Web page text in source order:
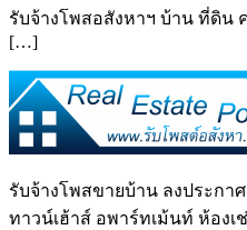
รับจ้างโพสอสังหาฯ บ้าน ที่ดิน
[…]
รับจ้างโพสขายบ้าน ลงประก
ทาวน์เฮ้าส์ อพาร์ทเม้นท์ ห้อง